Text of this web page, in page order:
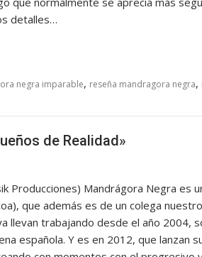
detalles…
negra imparable, reseña mandragora negra,
de Realidad»
Producciones) Mandrágora Negra es
que además es de un colega
llevan trabajando desde el año 2004,
española. Y es en 2012, que lanzan